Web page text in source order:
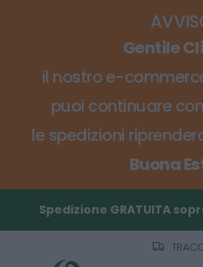
Gentile
il nostro e-
puoi continuare
le spedizioni
Buona
Spedizione GRATUITA